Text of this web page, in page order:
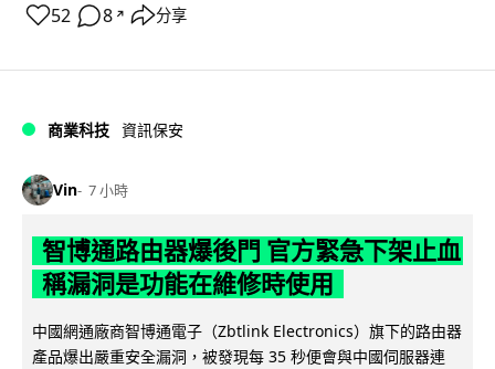
52 8 ↗ 分享
商業科技 資訊保安
Vin 7 小時
智博通路由器爆後門 官方緊急下架止血
稱漏洞是功能在維修時使用
中國網通廠商智博通電子（Zbtlink Electronics）旗下的路由器
產品爆出嚴重安全漏洞，被發現每 35 秒便會與中國伺服器連